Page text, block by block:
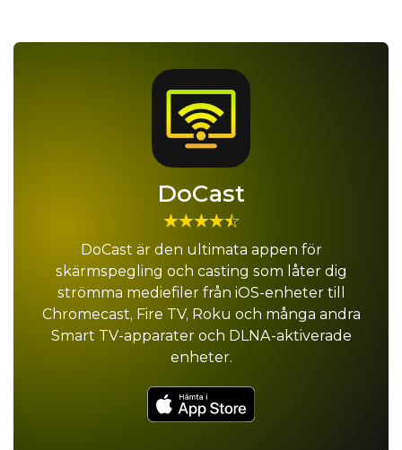
DoCast
DoCast är den ultimata appen för
skärmspegling och casting som låter dig
strömma mediefiler från iOS-enheter till
Chromecast, Fire TV, Roku och många andra
Smart TV-apparater och DLNA-aktiverade
enheter.